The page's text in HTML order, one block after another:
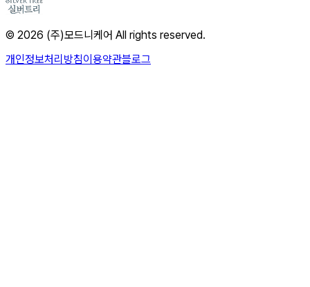
© 2026 (주)모드니케어 All rights reserved.
개인정보처리방침이용약관블로그